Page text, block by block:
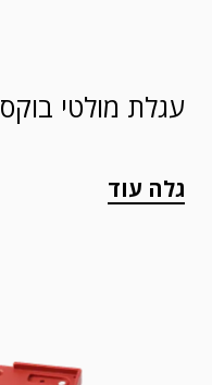
עגלת מולטי בוקס
גלה עוד